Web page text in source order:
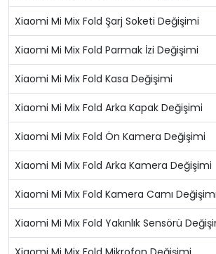
Xiaomi Mi Mix Fold Şarj Soketi Değişimi
Xiaomi Mi Mix Fold Parmak İzi Değişimi
Xiaomi Mi Mix Fold Kasa Değişimi
Xiaomi Mi Mix Fold Arka Kapak Değişimi
Xiaomi Mi Mix Fold Ön Kamera Değişimi
Xiaomi Mi Mix Fold Arka Kamera Değişimi
Xiaomi Mi Mix Fold Kamera Camı Değişimi
Xiaomi Mi Mix Fold Yakınlık Sensörü